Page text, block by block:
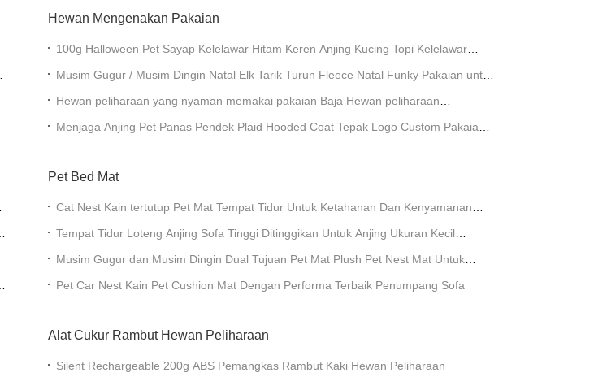
Hewan Mengenakan Pakaian
100g Halloween Pet Sayap Kelelawar Hitam Keren Anjing Kucing Topi Kelelawar
Musim Gugur / Musim Dingin Natal Elk Tarik Turun Fleece Natal Funky Pakaian untuk
Hewan peliharaan yang nyaman memakai pakaian Baja Hewan peliharaan
Menjaga Anjing Pet Panas Pendek Plaid Hooded Coat Tepak Logo Custom Pakaian
Pet Bed Mat
Cat Nest Kain tertutup Pet Mat Tempat Tidur Untuk Ketahanan Dan Kenyamanan
Tempat Tidur Loteng Anjing Sofa Tinggi Ditinggikan Untuk Anjing Ukuran Kecil
Musim Gugur dan Musim Dingin Dual Tujuan Pet Mat Plush Pet Nest Mat Untuk
Pet Car Nest Kain Pet Cushion Mat Dengan Performa Terbaik Penumpang Sofa
Alat Cukur Rambut Hewan Peliharaan
Silent Rechargeable 200g ABS Pemangkas Rambut Kaki Hewan Peliharaan